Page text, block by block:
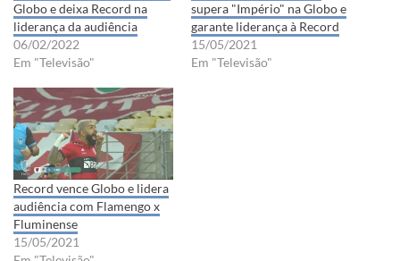
Globo e deixa Record na
liderança da audiência
06/02/2022
Em "Televisão"
supera "Império" na Globo e
garante liderança à Record
15/05/2021
Em "Televisão"
Record vence Globo e lidera
audiência com Flamengo x
Fluminense
15/05/2021